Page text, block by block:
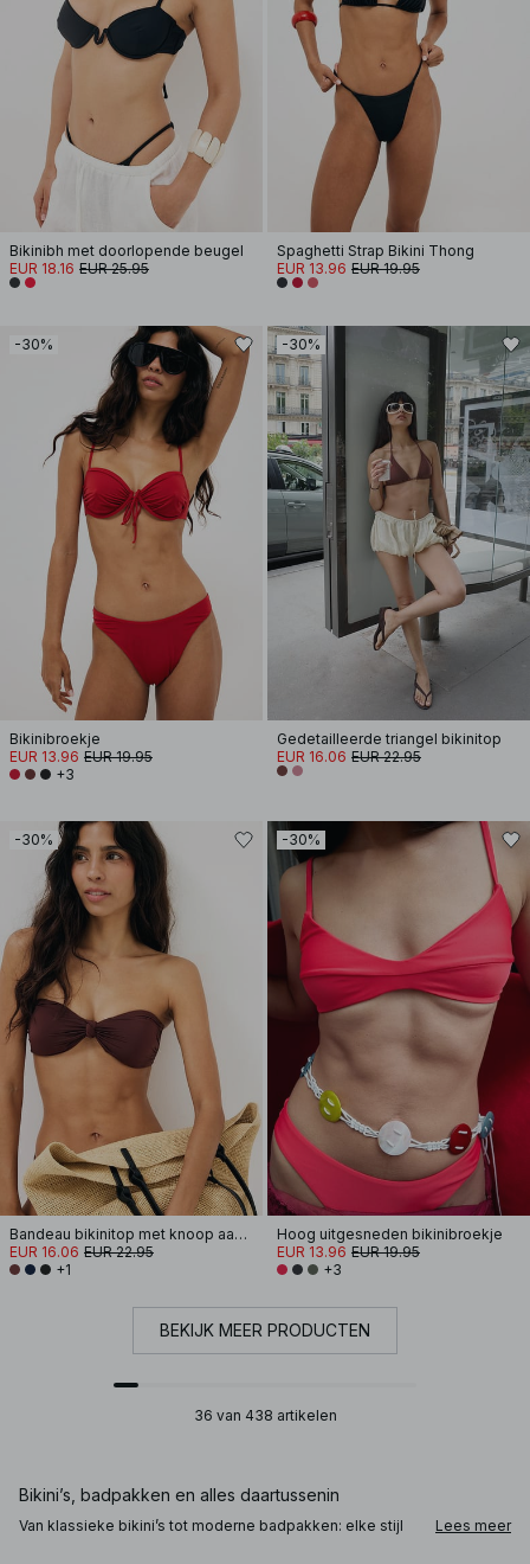
Bikinibh met doorlopende beugel
EUR 18.16 EUR 25.95
Spaghetti Strap Bikini Thong
EUR 13.96 EUR 19.95
-30%
Bikinibroekje
EUR 13.96 EUR 19.95
+3
-30%
Gedetailleerde triangel bikinitop
EUR 16.06 EUR 22.95
-30%
Bandeau bikinitop met knoop aan de voorkant
EUR 16.06 EUR 22.95
+1
-30%
Hoog uitgesneden bikinibroekje
EUR 13.96 EUR 19.95
+3
BEKIJK MEER PRODUCTEN
36 van 438 artikelen
Bikini’s, badpakken en alles daartussenin
Van klassieke bikini’s tot moderne badpakken: elke stijl
Lees meer